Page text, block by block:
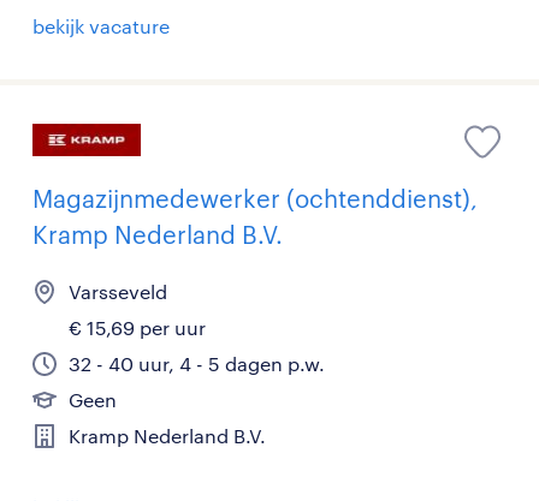
bekijk vacature
Magazijnmedewerker (ochtenddienst),
Kramp Nederland B.V.
Varsseveld
€ 15,69 per uur
32 - 40 uur, 4 - 5 dagen p.w.
Geen
Kramp Nederland B.V.